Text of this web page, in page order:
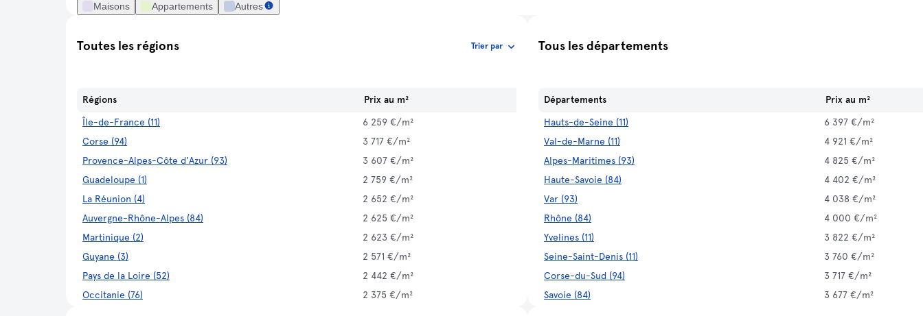
Maisons Appartements Autres
Toutes les régions Trier par
Régions Prix au m²
Île-de-France (11)
6 259 €/m²
Corse (94)
3 717 €/m²
Provence-Alpes-Côte d'Azur (93)
3 607 €/m²
Guadeloupe (1)
2 759 €/m²
La Réunion (4)
2 652 €/m²
Auvergne-Rhône-Alpes (84)
2 625 €/m²
Martinique (2)
2 623 €/m²
Guyane (3)
2 571 €/m²
Pays de la Loire (52)
2 442 €/m²
Occitanie (76)
2 375 €/m²
Tous les départements
Départements Prix au m²
Hauts-de-Seine (11)
6 397 €/m²
Val-de-Marne (11)
4 921 €/m²
Alpes-Maritimes (93)
4 825 €/m²
Haute-Savoie (84)
4 402 €/m²
Var (93)
4 038 €/m²
Rhône (84)
4 000 €/m²
Yvelines (11)
3 822 €/m²
Seine-Saint-Denis (11)
3 760 €/m²
Corse-du-Sud (94)
3 717 €/m²
Savoie (84)
3 677 €/m²